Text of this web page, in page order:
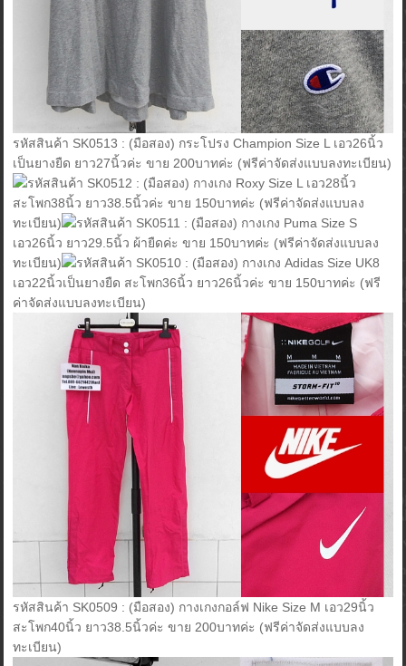
รหัสสินค้า SK0513 : (มือสอง) กระโปรง Champion Size L เอว26นิ้ว
เป็นยางยืด ยาว27นิ้วค่ะ ขาย 200บาทค่ะ (ฟรีค่าจัดส่งแบบลงทะเบียน)
รหัสสินค้า SK0512 : (มือสอง) กางเกง Roxy Size L เอว28นิ้ว
สะโพก38นิ้ว ยาว38.5นิ้วค่ะ ขาย 150บาทค่ะ (ฟรีค่าจัดส่งแบบลง
ทะเบียน)
รหัสสินค้า SK0511 : (มือสอง) กางเกง Puma Size S
เอว26นิ้ว ยาว29.5นิ้ว ผ้ายืดค่ะ ขาย 150บาทค่ะ (ฟรีค่าจัดส่งแบบลง
ทะเบียน)
รหัสสินค้า SK0510 : (มือสอง) กางเกง Adidas Size UK8
เอว22นิ้วเป็นยางยืด สะโพก36นิ้ว ยาว26นิ้วค่ะ ขาย 150บาทค่ะ (ฟรี
ค่าจัดส่งแบบลงทะเบียน)
รหัสสินค้า SK0509 : (มือสอง) กางเกงกอล์ฟ Nike Size M เอว29นิ้ว
สะโพก40นิ้ว ยาว38.5นิ้วค่ะ ขาย 200บาทค่ะ (ฟรีค่าจัดส่งแบบลง
ทะเบียน)